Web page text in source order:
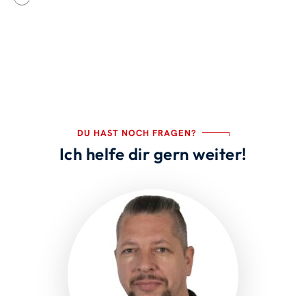
DU HAST NOCH FRAGEN?
Ich helfe dir gern weiter!